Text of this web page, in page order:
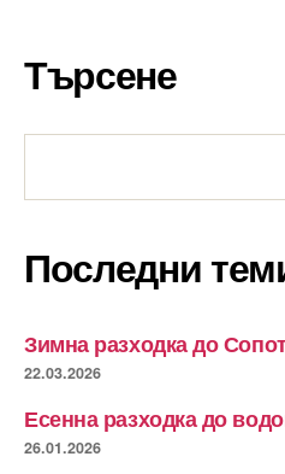
Търсене
Последни
Зимна разходка до
22.03.2026
Есенна разходка до
26.01.2026